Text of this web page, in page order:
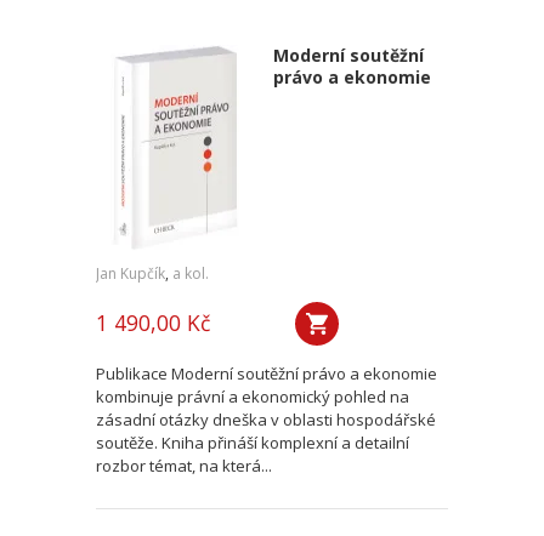
Moderní soutěžní
právo a ekonomie
Jan Kupčík, a kol.
1 490,00 Kč
Publikace Moderní soutěžní právo a ekonomie
kombinuje právní a ekonomický pohled na
zásadní otázky dneška v oblasti hospodářské
soutěže. Kniha přináší komplexní a detailní
rozbor témat, na která...